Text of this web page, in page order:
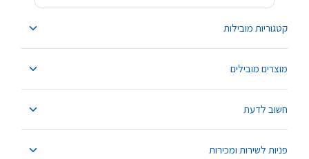
קטגוריות מובילות
מוצרים מובילים
חשוב לדעת
פניות לשירות ומכירות